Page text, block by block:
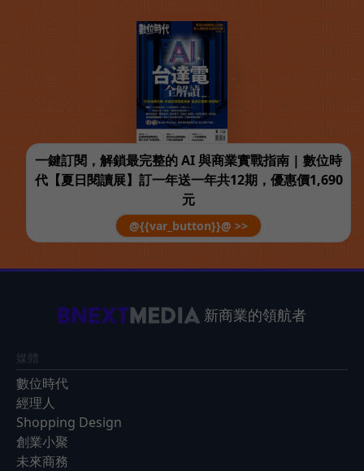
一鍵訂閱，解鎖最完整的 AI 與商業實戰指南 | 數位時
代【夏日閱讀展】訂一年送一年共12期，優惠價1,690
元
@{{var_button}}@ >>
新商業的領航者
媒體
數位時代
經理人
Shopping Design
創業小聚
未來商務